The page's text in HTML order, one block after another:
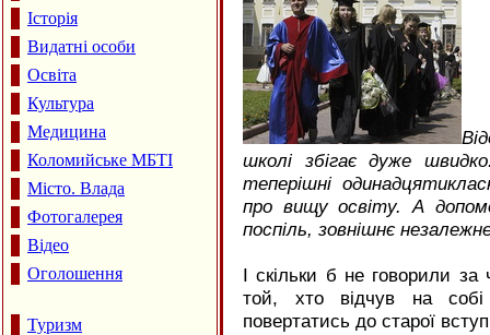
Історія
Видатні особи
Освіта
Культура
Медицина
Коломийське МБТІ
Місто. Влада
Фотогалерея
Відео
Оголошення
Туризм
школі збігає дуже
теперішні
про вищу освіту. А
поспіль, зовнішнє
І скільки б не говорили
той, хто відчув на
повертатись до старої